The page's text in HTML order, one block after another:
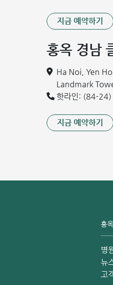
한 원인은 아직 명확하게 밝혀
키는 것으로 알려져 있습니다.
(MEN), 티로글로불린 유전자 변
로 PTC 환자의 약 5%는 가족력
중 우연히 작은 암이 발견되는
지금 예약하기
홍옥 경남
Ha Noi, Yen
Landmark
핫라인: (84-
지금 예약하기
홍
병
뉴
고